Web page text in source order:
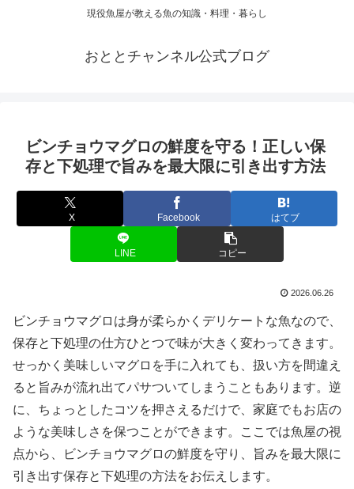
現役魚屋が教える魚の知識・料理・暮らし
おととチャンネル公式ブログ
ビンチョウマグロの鮮度を守る！正しい保
存と下処理で旨みを最大限に引き出す方法
X Facebook はてブ
LINE コピー
2026.06.26
ビンチョウマグロは身が柔らかくデリケートな魚なので、
保存と下処理の仕方ひとつで味が大きく変わってきます。
せっかく美味しいマグロを手に入れても、扱い方を間違え
ると旨みが流れ出てパサついてしまうこともあります。逆
に、ちょっとしたコツを押さえるだけで、家庭でもお店の
ような美味しさを保つことができます。ここでは魚屋の視
点から、ビンチョウマグロの鮮度を守り、旨みを最大限に
引き出す保存と下処理の方法をお伝えします。